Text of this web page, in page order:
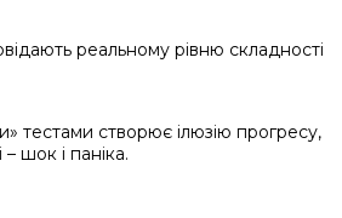
реальному рівню складності
тестами створює ілюзію прогресу,
шок і паніка.